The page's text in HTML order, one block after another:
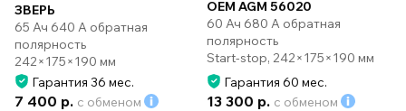
ЗВЕРЬ
65 Ач 640 А обратная
полярность
242×175×190 мм
Гарантия 36 мес.
7 400 р. с обменом
OEM AGM 56020
60 Ач 680 А обратная
полярность
Start-stop, 242×175×190 мм
Гарантия 60 мес.
13 300 р. с обменом